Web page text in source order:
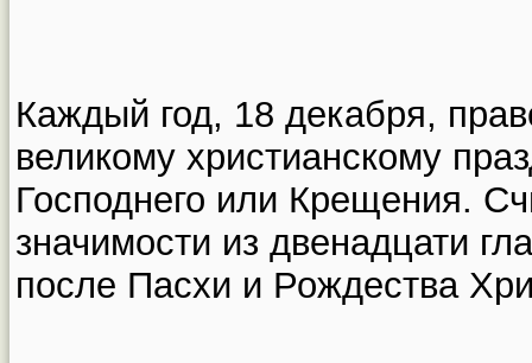
Каждый год, 18 декабря,
великому христианскому
Господнего или Крещения.
значимости из двенадцати
после Пасхи и Рождества